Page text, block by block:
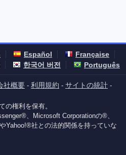
Español
Française
한국어 버전 Português
社概要 - 利用規約 - サイトの統計 -
の権利を保有。
、Microsoft Corporationの®、
Yahoo!®社との法的関係を持っていな